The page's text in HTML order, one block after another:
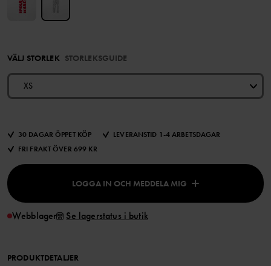
VÄLJ STORLEK STORLEKSGUIDE
XS
30 DAGAR ÖPPET KÖP
LEVERANSTID 1-4 ARBETSDAGAR
FRI FRAKT ÖVER 699 KR
LOGGA IN OCH MEDDELA MIG
Webblager Se lagerstatus i butik
PRODUKTDETALJER